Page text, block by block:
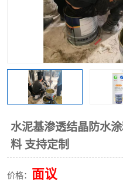
水泥基渗透结晶防水
料 支持定制
价格： 面议